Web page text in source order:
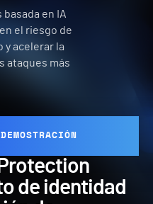
en IA
el riesgo de
y acelerar la
ataques más
de identidad